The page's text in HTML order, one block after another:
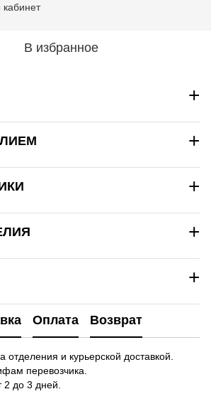
В избранное
+
+
+
+
+
Оплата Возврат
отделения и курьерской доставкой.
перевозчика.
2 до 3 дней.